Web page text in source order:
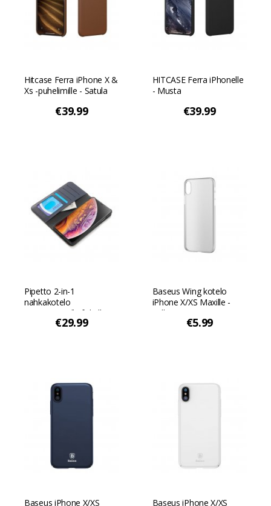
Hitcase Ferra iPhone X &
Xs -puhelimille - Satula
€39.99
HITCASE Ferra iPhonelle
- Musta
€39.99
Pipetto 2-in-1
nahkakotelo
magneettisella foliolla
iPhone X/XS:lle -
€29.99
Baseus Wing kotelo
iPhone X/XS Maxille -
Valkoinen
€5.99
Baseus iPhone X/XS
Baseus iPhone X/XS